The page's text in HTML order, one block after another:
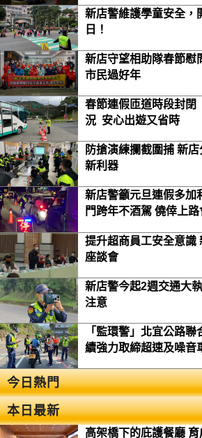
新店警維護學童安全，
日！
新店守望相助隊春節慰
市民過好年
春節連假匝道時段封閉
況 安心出遊又省時
防搶演練攔截圍捕 新
新利器
新店警籲元旦連假多加
門跨年不酒駕 僥倖上路
提升超商員工安全意識
座談會
新店警今起2週交通大
注意
「監環警」北宜公路
續強力取締超速及噪音
今日熱門
本日最新
高架橋下的庇護餐廳